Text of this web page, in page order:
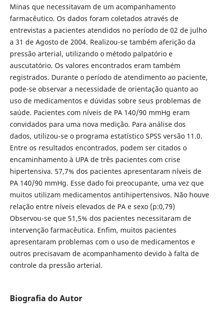
Minas que necessitavam de um acompanhamento
farmacêutico. Os dados foram coletados através de
entrevistas a pacientes atendidos no período de 02 de julho
a 31 de Agosto de 2004. Realizou-se também aferição da
pressão arterial, utilizando o método palpatório e
auscutatório. Os valores encontrados eram também
registrados. Durante o período de atendimento ao paciente,
pode-se observar a necessidade de orientação quanto ao
uso de medicamentos e dúvidas sobre seus problemas de
saúde. Pacientes com níveis de PA 140/90 mmHg eram
convidados para uma nova medição. Para análise dos
dados, utilizou-se o programa estatístico SPSS versão 11.0.
Entre os resultados encontrados, podem ser citados o
encaminhamento à UPA de três pacientes com crise
hipertensiva. 57,7% dos pacientes apresentaram níveis de
PA 140/90 mmHg. Esse dado foi preocupante, uma vez que
muitos utilizam medicamentos antihipertensivos. Não houve
relação entre níveis elevados de PA e sexo (p:0,79)
Observou-se que 51,5% dos pacientes necessitaram de
intervenção farmacêutica. Enfim, muitos pacientes
apresentaram problemas com o uso de medicamentos e
outros precisavam de acompanhamento devido à falta de
controle da pressão arterial.
Biografia do Autor